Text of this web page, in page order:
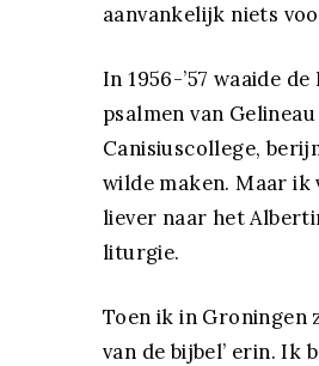
aanvankelijk niets
In 1956-’57 waaide
psalmen van
Canisiuscollege,
wilde maken. Maar
liever naar het
liturgie.
Toen ik in Groningen
van de bijbel’ erin. Ik